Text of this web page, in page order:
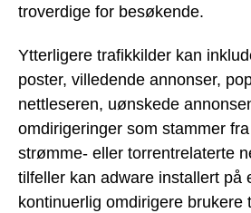
troverdige for besøkende.
Ytterligere trafikkilder kan
poster, villedende annonser,
nettleseren, uønskede
omdirigeringer som stammer
strømme- eller torrentrelaterte
tilfeller kan adware installert på
kontinuerlig omdirigere brukere